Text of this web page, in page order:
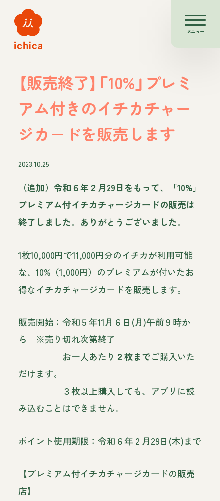
メニュー
【販売終了】「10%」プレミ
アム付きのイチカチャー
ジカードを販売します
2023.10.25
（追加）令和６年２月29日をもって、「10%」
プレミアム付イチカチャージカードの販売は
終了しました。ありがとうございました。
1枚10,000円で11,000円分のイチカが利用可能
な、10%（1,000円）のプレミアムが付いたお
得なイチカチャージカードを販売します。
販売開始：令和５年11月６日(月)午前９時か
ら ※売り切れ次第終了
お一人あたり ２枚までご購入いた
だけます。
３枚以上購入しても、アプリに読
み込むことはできません。
ポイント使用期限：令和６年２月29日(木)まで
【プレミアム付イチカチャージカードの販売
店】